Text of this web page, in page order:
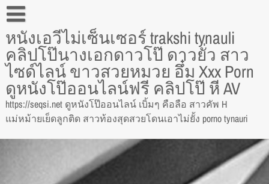
Skip
content
Blog
Contact
Lets get your new site up and running in no time!
Pin Posts
หนังเอวีไม่เซ็นเซอร์ trakshi tynauli
คลิปโป๊นางเอกดาวโป๊ ดาวยั่ว สาว
ไซด์ไลน์ ขาวสวยหมวย อึ๋ม Xxx Porn
ดูหนังโป๊ออนไลน์ฟรี คลิปโป๊ หี AV
https://seqsi.net ดูหนังโป๊ออนไลน์ เบิ้มๆ คือลือ สาวคัพ H
แม่หม้ายเย็ดลูกติด สาวท้องสุดสวยโดนเอาไม่ยั้ง porno tynauri